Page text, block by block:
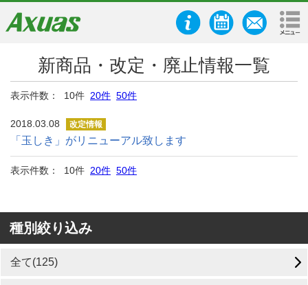
新商品・改定・廃止情報一覧
表示件数： 10件 20件 50件
2018.03.08 改定情報
「玉しき」がリニューアル致します
表示件数： 10件 20件 50件
種別絞り込み
全て(125)